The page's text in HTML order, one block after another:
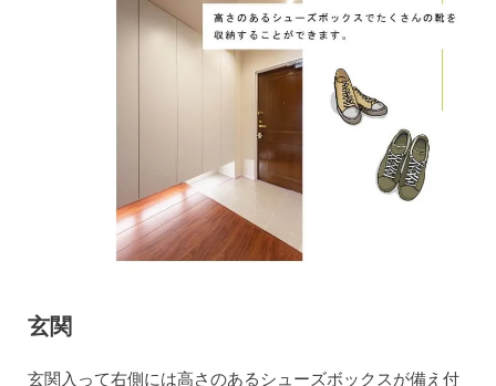
玄関
玄関入って右側には高さのあるシューズボックスが備え付